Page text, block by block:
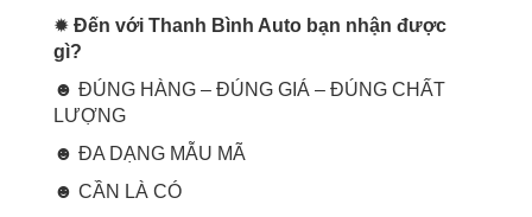
✹ Đến với Thanh Bình Auto bạn nhận được
gì?
☻ ĐÚNG HÀNG – ĐÚNG GIÁ – ĐÚNG CHẤT
LƯỢNG
☻ ĐA DẠNG MẪU MÃ
☻ CẦN LÀ CÓ